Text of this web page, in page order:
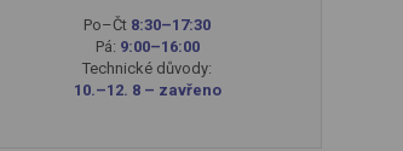
Po–Čt 8:30–17:30
Pá: 9:00–16:00
Technické důvody:
10.–12. 8 – zavřeno